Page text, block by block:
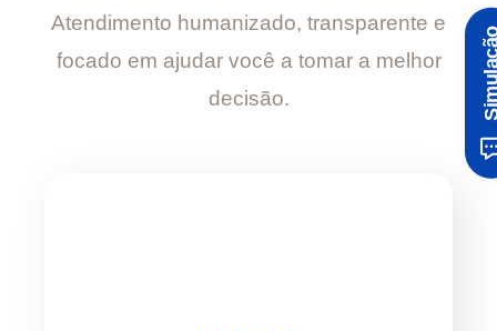
Atendimento humanizado, transparente e
focado em ajudar você a tomar a melhor
decisão.